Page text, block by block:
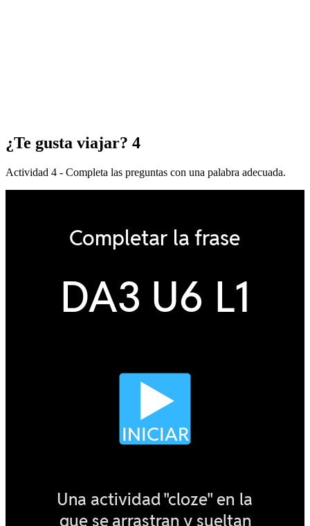
¿Te gusta viajar? 4
Actividad 4 - Completa las preguntas con una palabra adecuada.